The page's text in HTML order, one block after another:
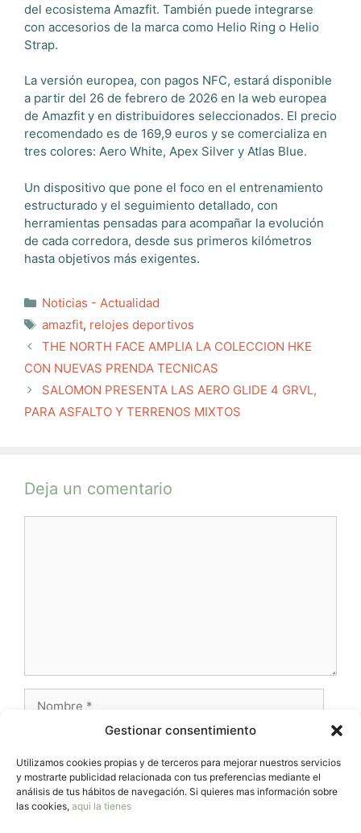
Gestionar consentimiento
Utilizamos cookies propias y de terceros para mejorar nuestros servicios
y mostrarte publicidad relacionada con tus preferencias mediante el
análisis de tus hábitos de navegación. Si quieres mas información sobre
las cookies, aqui la tienes
del ecosistema Amazfit. También puede integrarse
con accesorios de la marca como Helio Ring o Helio
Strap.
La versión europea, con pagos NFC, estará disponible
a partir del 26 de febrero de 2026 en la web europea
de Amazfit y en distribuidores seleccionados. El precio
recomendado es de 169,9 euros y se comercializa en
tres colores: Aero White, Apex Silver y Atlas Blue.
Un dispositivo que pone el foco en el entrenamiento
estructurado y el seguimiento detallado, con
herramientas pensadas para acompañar la evolución
de cada corredora, desde sus primeros kilómetros
hasta objetivos más exigentes.
Categorías
Noticias - Actualidad
Etiquetas
amazfit, relojes deportivos
THE NORTH FACE AMPLIA LA COLECCION HKE
CON NUEVAS PRENDA TECNICAS
SALOMON PRESENTA LAS AERO GLIDE 4 GRVL,
PARA ASFALTO Y TERRENOS MIXTOS
Deja un comentario
electrónico
Web